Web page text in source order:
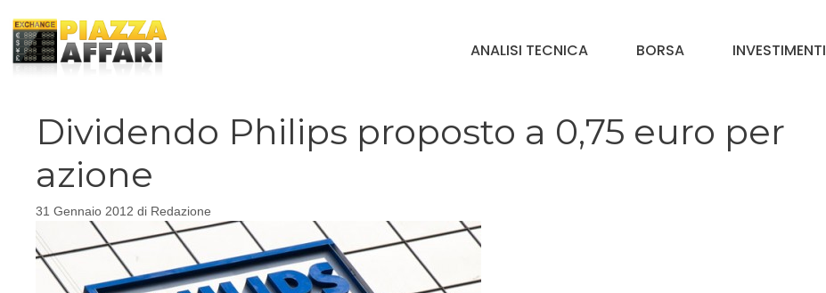
contenuto
ANALISI TECNICA BORSA INVESTIMENTI
Dividendo Philips proposto a 0,75 euro per
azione
31 Gennaio 2012 di Redazione